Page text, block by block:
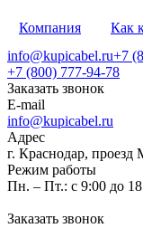
Компания Как
info@kupicabel.ru+7
+7 (800) 777-94-78
Заказать звонок
E-mail
info@kupicabel.ru
Адрес
г. Краснодар, проезд
Режим работы
Пн. – Пт.: с 9:00 до
Заказать звонок